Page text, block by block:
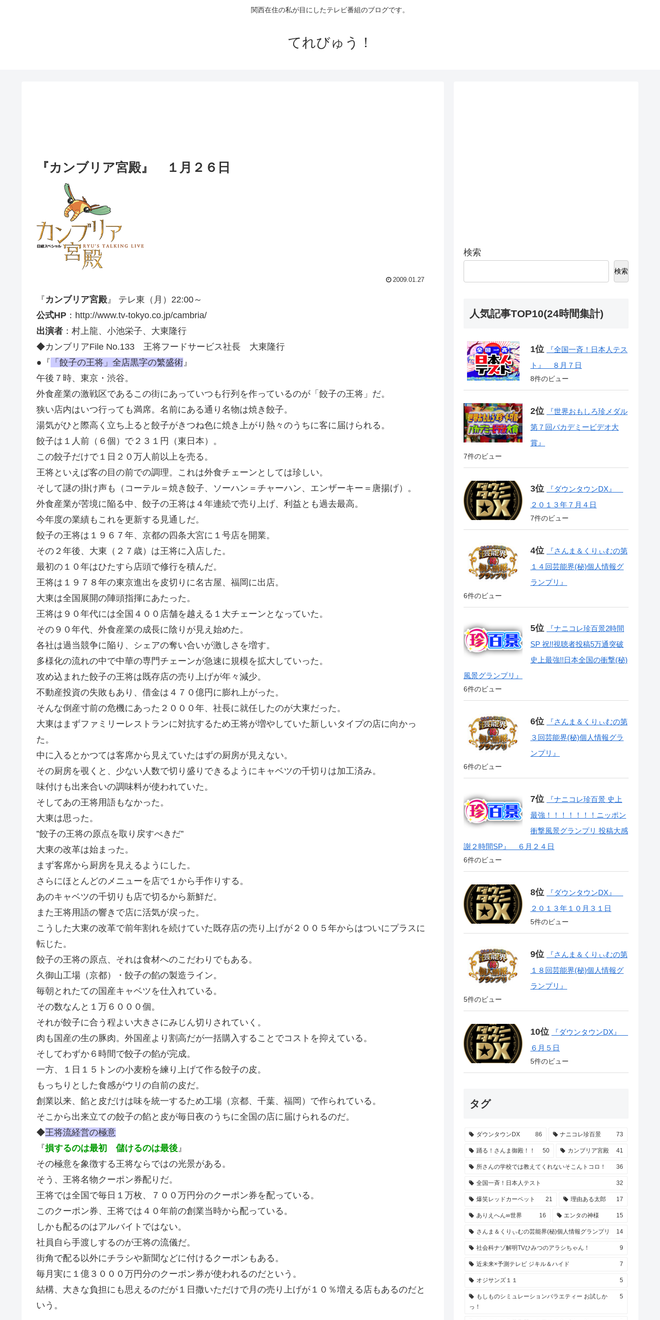
関西在住の私が目にしたテレビ番組のブログです。
てれびゅう！
『カンブリア宮殿』 １月２６日
2009.01.27
『 カンブリア宮殿』 テレ東（月）22:00～
公式HP ：http://www.tv-tokyo.co.jp/cambria/
出演者 ：村上龍、小池栄子、大東隆行
◆カンブリアFile No.133 王将フードサービス社長 大東隆行
●『 「餃子の王将」全店黒字の繁盛術 』
午後７時、東京・渋谷。
外食産業の激戦区であるこの街にあっていつも行列を作っているのが「餃子の王将」だ。
狭い店内はいつ行っても満席。名前にある通り名物は焼き餃子。
湯気がひと際高く立ち上ると餃子がきつね色に焼き上がり熱々のうちに客に届けられる。
餃子は１人前（６個）で２３１円（東日本）。
この餃子だけで１日２０万人前以上を売る。
王将といえば客の目の前での調理。これは外食チェーンとしては珍しい。
そして謎の掛け声も（コーテル＝焼き餃子、ソーハン＝チャーハン、エンザーキー＝唐揚げ）。
外食産業が苦境に陥る中、餃子の王将は４年連続で売り上げ、利益とも過去最高。
今年度の業績もこれを更新する見通しだ。
餃子の王将は１９６７年、京都の四条大宮に１号店を開業。
その２年後、大東（２７歳）は王将に入店した。
最初の１０年はひたすら店頭で修行を積んだ。
王将は１９７８年の東京進出を皮切りに名古屋、福岡に出店。
大東は全国展開の陣頭指揮にあたった。
王将は９０年代には全国４００店舗を越える１大チェーンとなっていた。
その９０年代、外食産業の成長に陰りが見え始めた。
各社は過当競争に陥り、シェアの奪い合いが激しさを増す。
多様化の流れの中で中華の専門チェーンが急速に規模を拡大していった。
攻め込まれた餃子の王将は既存店の売り上げが年々減少。
不動産投資の失敗もあり、借金は４７０億円に膨れ上がった。
そんな倒産寸前の危機にあった２０００年、社長に就任したのが大東だった。
大東はまずファミリーレストランに対抗するため王将が増やしていた新しいタイプの店に向かっ
た。
中に入るとかつては客席から見えていたはずの厨房が見えない。
その厨房を覗くと、少ない人数で切り盛りできるようにキャベツの千切りは加工済み。
味付けも出来合いの調味料が使われていた。
そしてあの王将用語もなかった。
大東は思った。
”餃子の王将の原点を取り戻すべきだ”
大東の改革は始まった。
まず客席から厨房を見えるようにした。
さらにほとんどのメニューを店で１から手作りする。
あのキャベツの千切りも店で切るから新鮮だ。
また王将用語の響きで店に活気が戻った。
こうした大東の改革で前年割れを続けていた既存店の売り上げが２００５年からはついにプラスに
転じた。
餃子の王将の原点、それは食材へのこだわりでもある。
久御山工場（京都）・餃子の餡の製造ライン。
毎朝とれたての国産キャベツを仕入れている。
その数なんと１万６０００個。
それが餃子に合う程よい大きさにみじん切りされていく。
肉も国産の生の豚肉。外国産より割高だが一括購入することでコストを抑えている。
そしてわずか６時間で餃子の餡が完成。
一方、１日１５トンの小麦粉を練り上げて作る餃子の皮。
もっちりとした食感がウリの自前の皮だ。
創業以来、餡と皮だけは味を統一するため工場（京都、千葉、福岡）で作られている。
そこから出来立ての餃子の餡と皮が毎日夜のうちに全国の店に届けられるのだ。
◆王将流経営の極意
『損するのは最初 儲けるのは最後 』
その極意を象徴する王将ならではの光景がある。
そう、王将名物クーポン券配りだ。
王将では全国で毎日１万枚、７００万円分のクーポン券を配っている。
このクーポン券、王将では４０年前の創業当時から配っている。
しかも配るのはアルバイトではない。
社員自ら手渡しするのが王将の流儀だ。
街角で配る以外にチラシや新聞などに付けるクーポンもある。
毎月実に１億３０００万円分のクーポン券が使われるのだという。
結構、大きな負担にも思えるのだが１日撒いただけで月の売り上げが１０％増える店もあるのだと
いう。
検索
検索
人気記事TOP10(24時間集計)
『全国一斉！日本人テス
ト』 ８月７日
8件のビュー
『世界おもしろ珍メダル
第７回バカデミービデオ大
賞』
7件のビュー
『ダウンタウンDX』
２０１３年７月４日
7件のビュー
『さんま＆くりぃむの第
１４回芸能界(秘)個人情報グ
ランプリ』
6件のビュー
『ナニコレ珍百景2時間
SP 祝!!視聴者投稿5万通突破
史上最強!!日本全国の衝撃(秘)
風景グランプリ』
6件のビュー
『さんま＆くりぃむの第
３回芸能界(秘)個人情報グラ
ンプリ』
6件のビュー
『ナニコレ珍百景 史上
最強！！！！！！！ニッポン
衝撃風景グランプリ 投稿大感
謝２時間SP』 ６月２４日
6件のビュー
『ダウンタウンDX』
２０１３年１０月３１日
5件のビュー
『さんま＆くりぃむの第
１８回芸能界(秘)個人情報グ
ランプリ』
5件のビュー
『ダウンタウンDX』
６月５日
5件のビュー
タグ
ダウンタウンDX 86 ナニコレ珍百景 73
踊る！さんま御殿！！ 50 カンブリア宮殿 41
所さんの学校では教えてくれないそこんトコロ！ 36
全国一斉！日本人テスト 32
爆笑レッドカーペット 21 理由ある太郎 17
ありえへん∞世界 16 エンタの神様 15
さんま＆くりぃむの芸能界(秘)個人情報グランプリ 14
社会科ナゾ解明TVひみつのアラシちゃん！ 9
近未来×予測テレビ ジキル＆ハイド 7
オジサンズ１１ 5
もしものシミュレーションバラエティー お試しか
っ！
5